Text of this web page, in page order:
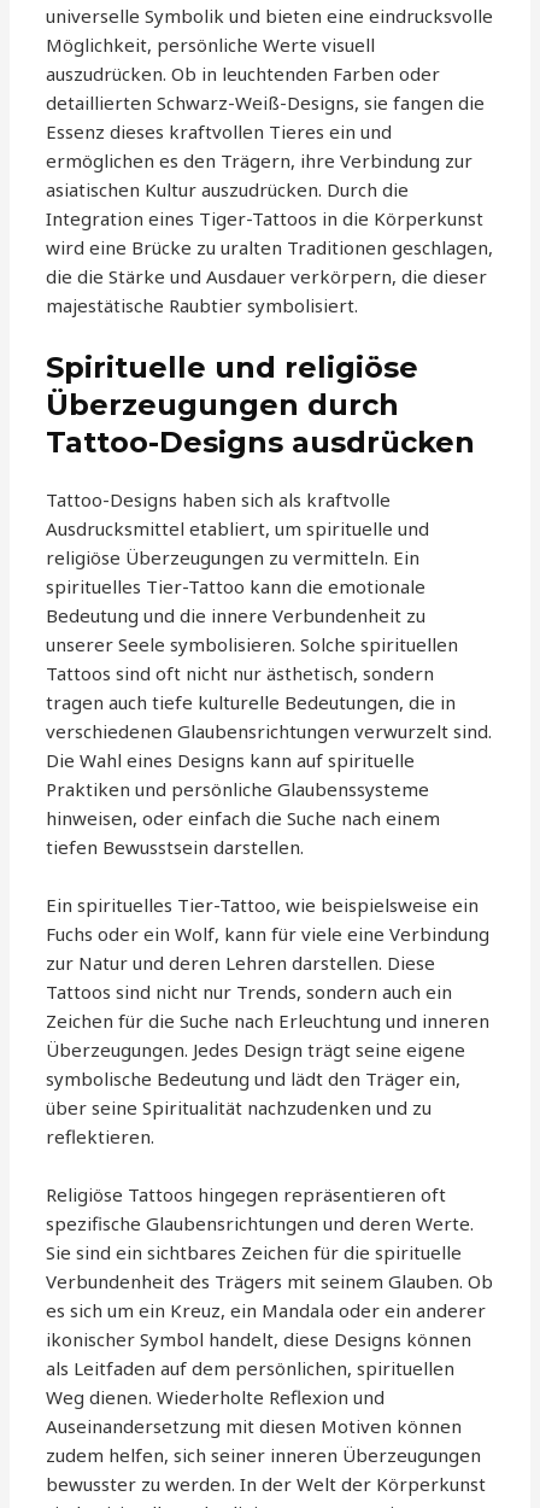
universelle Symbolik und bieten eine eindrucksvolle
Möglichkeit, persönliche Werte visuell
auszudrücken. Ob in leuchtenden Farben oder
detaillierten Schwarz-Weiß-Designs, sie fangen die
Essenz dieses kraftvollen Tieres ein und
ermöglichen es den Trägern, ihre Verbindung zur
asiatischen Kultur auszudrücken. Durch die
Integration eines Tiger-Tattoos in die Körperkunst
wird eine Brücke zu uralten Traditionen geschlagen,
die die Stärke und Ausdauer verkörpern, die dieser
majestätische Raubtier symbolisiert.
Spirituelle und religiöse
Überzeugungen durch
Tattoo-Designs ausdrücken
Tattoo-Designs haben sich als kraftvolle
Ausdrucksmittel etabliert, um spirituelle und
religiöse Überzeugungen zu vermitteln. Ein
spirituelles Tier-Tattoo kann die emotionale
Bedeutung und die innere Verbundenheit zu
unserer Seele symbolisieren. Solche spirituellen
Tattoos sind oft nicht nur ästhetisch, sondern
tragen auch tiefe kulturelle Bedeutungen, die in
verschiedenen Glaubensrichtungen verwurzelt sind.
Die Wahl eines Designs kann auf spirituelle
Praktiken und persönliche Glaubenssysteme
hinweisen, oder einfach die Suche nach einem
tiefen Bewusstsein darstellen.
Ein spirituelles Tier-Tattoo, wie beispielsweise ein
Fuchs oder ein Wolf, kann für viele eine Verbindung
zur Natur und deren Lehren darstellen. Diese
Tattoos sind nicht nur Trends, sondern auch ein
Zeichen für die Suche nach Erleuchtung und inneren
Überzeugungen. Jedes Design trägt seine eigene
symbolische Bedeutung und lädt den Träger ein,
über seine Spiritualität nachzudenken und zu
reflektieren.
Religiöse Tattoos hingegen repräsentieren oft
spezifische Glaubensrichtungen und deren Werte.
Sie sind ein sichtbares Zeichen für die spirituelle
Verbundenheit des Trägers mit seinem Glauben. Ob
es sich um ein Kreuz, ein Mandala oder ein anderer
ikonischer Symbol handelt, diese Designs können
als Leitfaden auf dem persönlichen, spirituellen
Weg dienen. Wiederholte Reflexion und
Auseinandersetzung mit diesen Motiven können
zudem helfen, sich seiner inneren Überzeugungen
bewusster zu werden. In der Welt der Körperkunst